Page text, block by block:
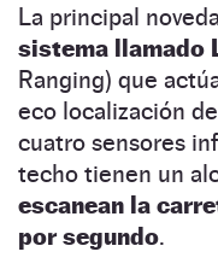
La principal
sistema llamado
Ranging) que
eco localización
cuatro sensores
techo tienen un
escanean la
por segundo.